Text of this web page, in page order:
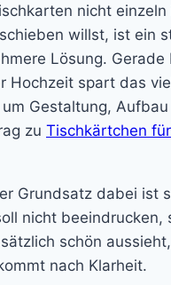
nicht einzeln
willst, ist ein
Lösung. Gerade
Hochzeit spart das
Gestaltung,
zu Tischkärtchen
Grundsatz dabei ist
nicht beeindrucken,
schön
nach Klarheit.